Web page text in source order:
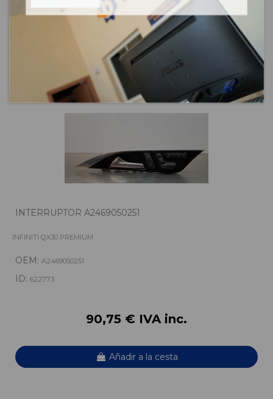
Añadir a la cesta
INTERRUPTOR A2469050251
INFINITI QX30 PREMIUM
OEM: A2469050251
ID: 622773
90,75 € IVA inc.
Añadir a la cesta